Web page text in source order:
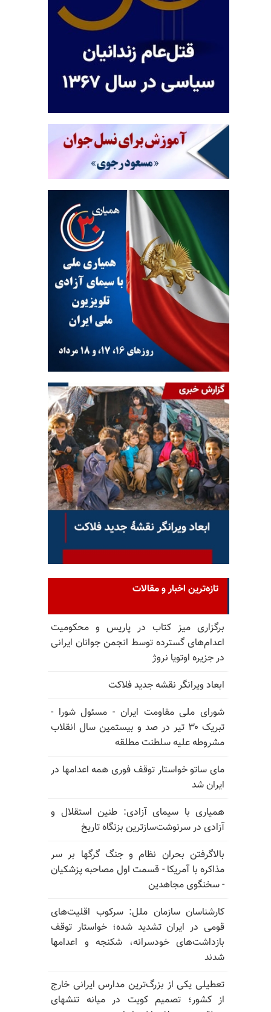
تازه‌ترین اخبار و مقالات
برگزاری میز کتاب در پاریس و محکومیت
اعدام‌های گسترده توسط انجمن جوانان ایرانی
در جزیره اوتویا نروژ
ابعاد ویرانگر نقشه جدید فلاکت
شورای ملی مقاومت ایران - مسئول شورا -
تبریک ۳۰ تیر در صد و بیستمین سال انقلاب
مشروطه علیه سلطنت مطلقه
مای ساتو خواستار توقف فوری همه اعدامها در
ایران شد
همیاری با سیمای آزادی: طنین استقلال و
آزادی در سرنوشت‌سازترین بزنگاه تاریخ
بالا‌گرفتن بحران نظام و جنگ گرگها بر سر
مذاکره با آمریکا - قسمت اول مصاحبه پزشکیان
- سخنگوی مجاهدین
کارشناسان سازمان ملل: سرکوب اقلیت‌های
قومی در ایران تشدید شده؛ خواستار توقف
بازداشت‌های خودسرانه، شکنجه و اعدامها
شدند
تعطیلی یکی از بزرگ‌ترین مدارس ایرانی خارج
از کشور؛ تصمیم کویت در میانه تنشهای